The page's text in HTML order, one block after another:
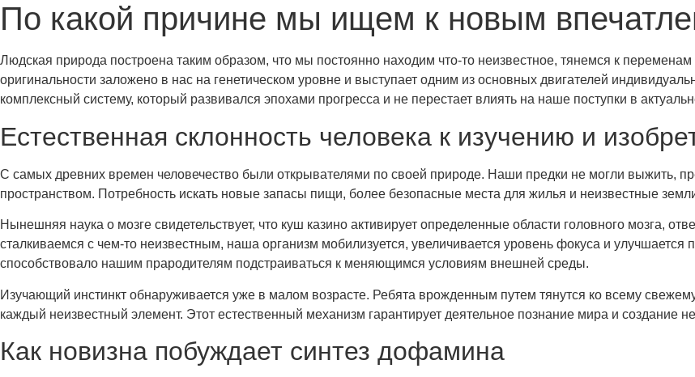
По какой причине мы ищем к новым
Людская природа построена таким образом, что мы постоянно находим что-то неизвестное, тянемся к
оригинальности заложено в нас на генетическом уровне и выступает одним из основных двигателей
комплексный систему, который развивался эпохами прогресса и не перестает влиять на наше поступки в
Естественная склонность человека к изучению и
С самых древних времен человечество были открывателями по своей природе. Наши предки не могли выжить,
пространством. Потребность искать новые запасы пищи, более безопасные места для жилья и неизвестные
Нынешняя наука о мозге свидетельствует, что куш казино активирует определенные области головного мозга,
сталкиваемся с чем-то неизвестным, наша организм мобилизуется, увеличивается уровень фокуса и
способствовало нашим прародителям подстраиваться к меняющимся условиям внешней среды.
Изучающий инстинкт обнаруживается уже в малом возрасте. Ребята врожденным путем тянутся ко всему
каждый неизвестный элемент. Этот естественный механизм гарантирует деятельное познание мира и создание
Как новизна побуждает синтез дофамина